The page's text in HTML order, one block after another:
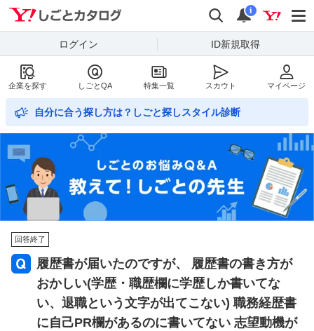
Yahoo!しごとカタログ
検索
通知
i
ログイン ID新規取得
企業を探す しごとQA 特集一覧 スカウト マイページ
自分に合う探し方は？しごと探しスタイル診断
回答終了
履歴書が届いたのですが、 履歴書の書き方が
おかしい(学歴・職歴欄に学歴しか書いてな
い、退職という文字が出てこない) 職務経歴書
に自己PR欄があるのに書いてない 志望動機が